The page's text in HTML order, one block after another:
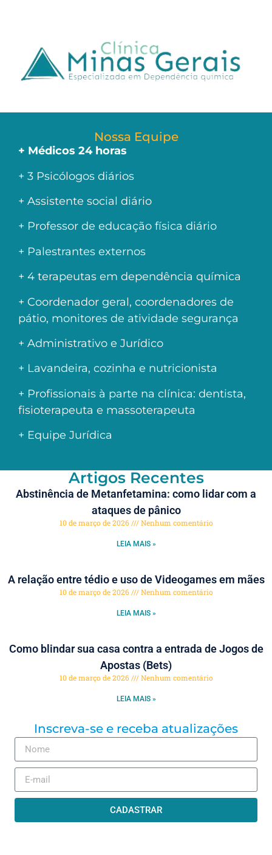
Nossa Equipe
+ Médicos 24 horas
+ 3 Psicólogos diários
+ Assistente social diário
+ Professor de educação física diário
+ Palestrantes externos
+ 4 terapeutas em dependência química
+ Coordenador geral, coordenadores de
pátio, monitores de atividade segurança
+ Administrativo e Jurídico
+ Lavandeira, cozinha e nutricionista
+ Profissionais à parte na clínica: dentista,
fisioterapeuta e massoterapeuta
+ Equipe Jurídica
Artigos Recentes
Abstinência de Metanfetamina: como lidar com a
ataques de pânico
10 de março de 2026 Nenhum comentário
LEIA MAIS »
A relação entre tédio e uso de Videogames em mães
10 de março de 2026 Nenhum comentário
LEIA MAIS »
Como blindar sua casa contra a entrada de Jogos de
Apostas (Bets)
10 de março de 2026 Nenhum comentário
LEIA MAIS »
Inscreva-se e receba atualizações
CADASTRAR